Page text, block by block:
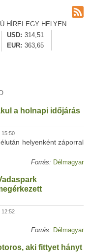
HÍREI EGY HELYEN
USD
314,51
EUR
363,65
a holnapi időjárás
15:50
helyenként záporral
Forrás: Délmagyar
12:52
Forrás: Délmagyar
aki fittyet hányt